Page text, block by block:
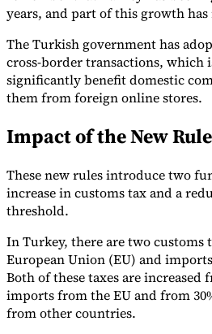
La fiscalité indirecte dans le commerce
région du GolfeComment élaborer un
fiscalité indirecte
environnementaux
years, and part of this growth
The Turkish government has
cross-border transactions, which
significantly benefit domestic
them from foreign online stores.
Impact of the New
These new rules introduce two
increase in customs tax and a
threshold.
In Turkey, there are two
European Union (EU) and
Both of these taxes are increased
imports from the EU and from
from other countries.